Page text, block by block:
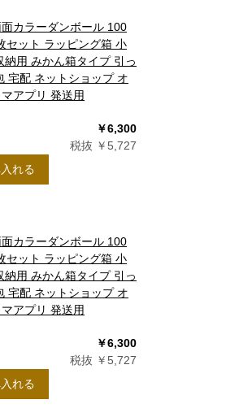
カラーダンボール 100
セット ラッピング箱 小
納用 みかん箱タイプ 引っ
宅配 ネットショップ オ
アプリ 発送用
￥6,300
税抜 ￥5,727
れる
カラーダンボール 100
セット ラッピング箱 小
納用 みかん箱タイプ 引っ
宅配 ネットショップ オ
アプリ 発送用
￥6,300
税抜 ￥5,727
れる